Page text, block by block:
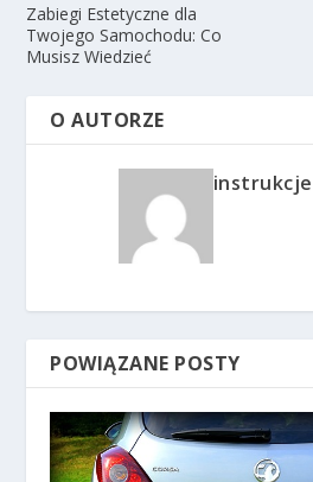
Zabiegi Estetyczne dla
Twojego Samochodu: Co
Musisz Wiedzieć
O AUTORZE
POWIĄZANE POSTY